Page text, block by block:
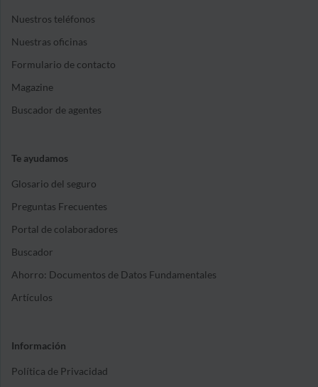
Nuestros teléfonos
Nuestras oficinas
Formulario de contacto
Magazine
Buscador de agentes
Te ayudamos
Glosario del seguro
Preguntas Frecuentes
Portal de colaboradores
Buscador
Ahorro: Documentos de Datos Fundamentales
Artículos
Información
Política de Privacidad